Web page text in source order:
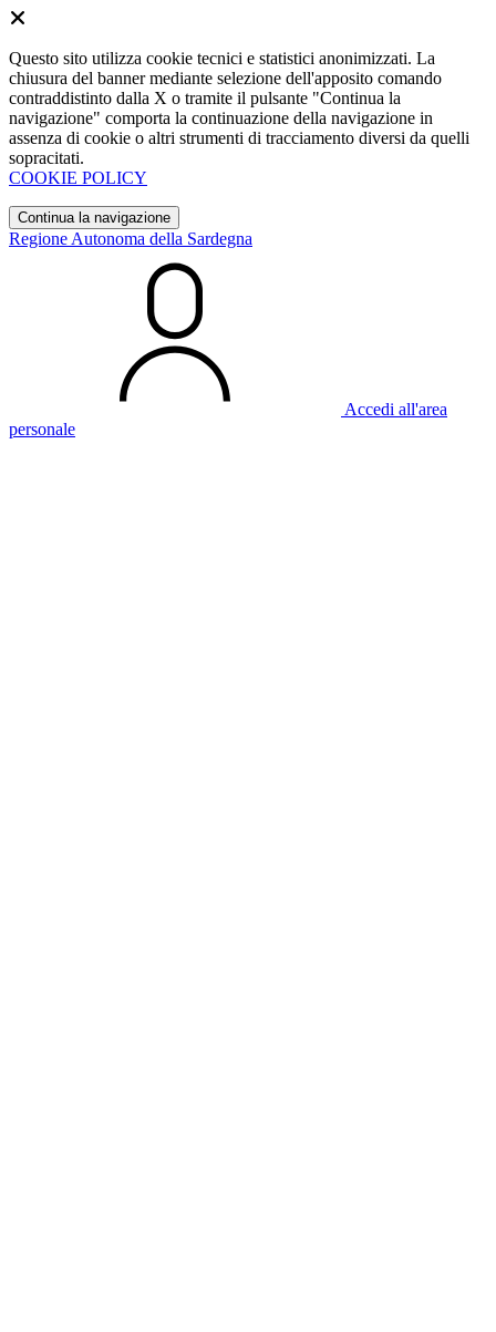
Questo sito utilizza cookie tecnici e statistici anonimizzati. La
chiusura del banner mediante selezione dell'apposito comando
contraddistinto dalla X o tramite il pulsante "Continua la
navigazione" comporta la continuazione della navigazione in
assenza di cookie o altri strumenti di tracciamento diversi da quelli
sopracitati.
COOKIE POLICY
Continua la navigazione
Regione Autonoma della Sardegna
Accedi all'area
personale